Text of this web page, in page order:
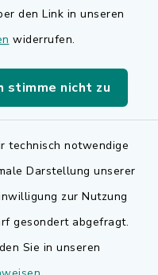
den Link in unseren
widerrufen.
stimme nicht zu
technisch notwendige
Darstellung unserer
zur Nutzung
gesondert abgefragt.
Sie in unseren